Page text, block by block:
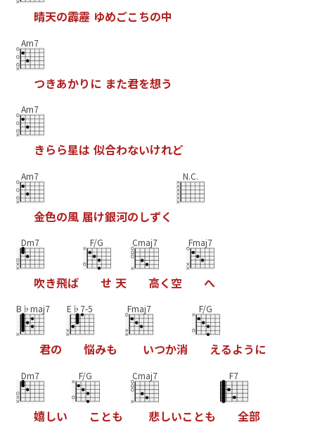
晴天の霹靂 ゆめごこ ちの中
Am7
つきあかり に また君を想う
Am7
きらら星は 似合わないけれど
Am7
金色の風 届け銀河のしずく
N.C.
Dm7
吹き飛ば
F/G
せ 天
Cmaj7
高く 空
Fmaj7
へ
B♭maj7
君の
E♭7-5
悩みも
Fmaj7
いつか消
F/G
えるよう に
Dm7
嬉しい
F/G
こ とも
Cmaj7
悲しいこ とも
F7
全部